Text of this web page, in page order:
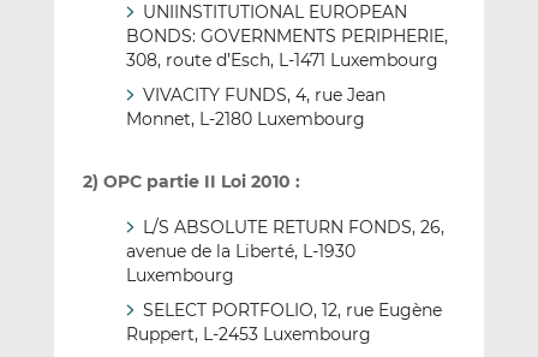
UNIINSTITUTIONAL EUROPEAN
BONDS: GOVERNMENTS PERIPHERIE,
308, route d’Esch, L-1471 Luxembourg
VIVACITY FUNDS, 4, rue Jean
Monnet, L-2180 Luxembourg
2) OPC partie II Loi 2010 :
L/S ABSOLUTE RETURN FONDS, 26,
avenue de la Liberté, L-1930
Luxembourg
SELECT PORTFOLIO, 12, rue Eugène
Ruppert, L-2453 Luxembourg